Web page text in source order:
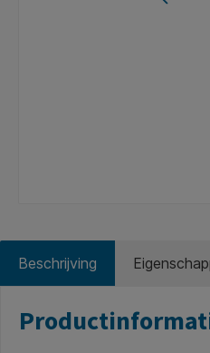
Beschrijving